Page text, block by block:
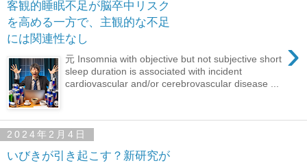
客観的睡眠不足が脳卒中リスク
を高める一方で、主観的な不足
には関連性なし
›
元 Insomnia with objective but not subjective short
sleep duration is associated with incident
cardiovascular and/or cerebrovascular disease ...
2024年2月4日
いびきが引き起こす？新研究が